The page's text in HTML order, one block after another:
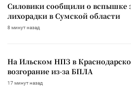
Силовики сообщили о вспышке
лихорадки в Сумской области
8 минут назад
На Ильском НПЗ в
возгорание из-за БПЛА
17 минут назад